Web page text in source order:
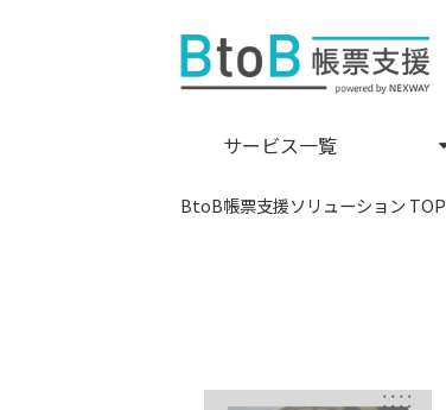
サービス一覧
BtoB帳票支援ソリューション TOP